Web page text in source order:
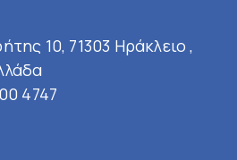
10, 71303 Ηράκλειο ,
4747